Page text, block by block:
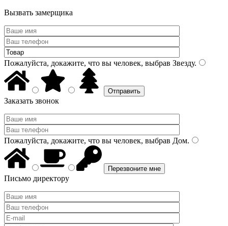
Вызвать замерщика
Пожалуйста, докажите, что вы человек, выбрав Звезду.
Заказать звонок
Пожалуйста, докажите, что вы человек, выбрав Дом.
Письмо директору